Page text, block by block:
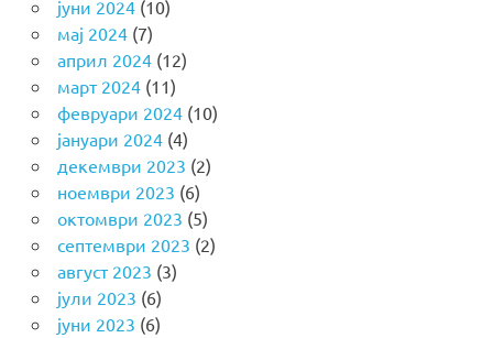
јуни 2024(10)
мај 2024(7)
април 2024(12)
март 2024(11)
февруари 2024(10)
јануари 2024(4)
декември 2023 (2)
ноември 2023 (6)
октомври 2023 (5)
септември 2023 (2)
август 2023 (3)
јули 2023 (6)
јуни 2023 (6)